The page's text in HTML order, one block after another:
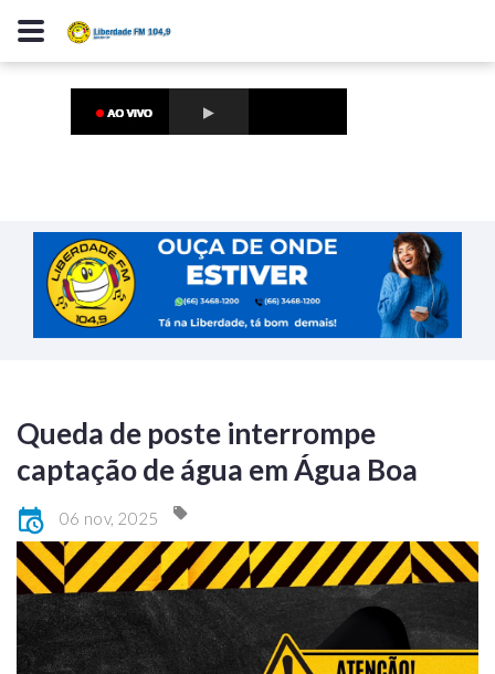
Queda de poste interrompe
captação de água em Água Boa
06 nov, 2025